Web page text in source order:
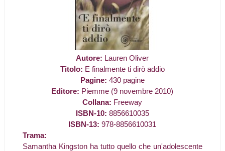
Autore: Lauren Oliver
Titolo: E finalmente ti dirò addio
Pagine: 430 pagine
Editore: Piemme (9 novembre 2010)
Collana: Freeway
ISBN-10: 8856610035
ISBN-13: 978-8856610031
Trama:
Samantha Kingston ha tutto quello che un'adolescente